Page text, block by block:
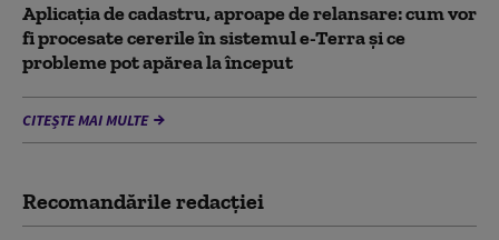
Aplicația de cadastru, aproape de relansare: cum vor
fi procesate cererile în sistemul e-Terra și ce
probleme pot apărea la început
CITEȘTE MAI MULTE
Recomandările redacţiei